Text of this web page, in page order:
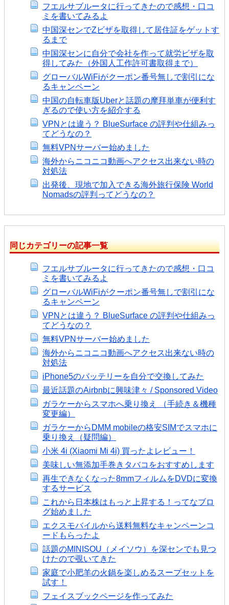
フエルサブルータに行ってきたので感想・口コ
ミを書いてみるよ
中国深センでZビザを取得して居住証をゲットす
るまで
中国深センに自分で会社を作って就労ビザを取
得してみた（外国人工作許可書取得まで）
グローバルWiFiがクーポン番号無しで割引にな
るキャンペーン
中国の自転車版Uberと話題の摩拜単車が便利す
ぎるので使い方を紹介する
VPNとは違う？ BlueSurface の評判や仕組みっ
てどうなの？
無料VPNサーバー始めました
海外からニコニコ動画へアクセス出来ない時の
対処法
出発後、現地で加入できる海外旅行保険 World
Nomadsの評判ってどうなの？
同じカテゴリーの記事一覧
フエルサブルータに行ってきたので感想・口コ
ミを書いてみるよ
グローバルWiFiがクーポン番号無しで割引にな
るキャンペーン
VPNとは違う？ BlueSurface の評判や仕組みっ
てどうなの？
無料VPNサーバー始めました
海外からニコニコ動画へアクセス出来ない時の
対処法
iPhone5のバッテリーを自分で交換してみた
最近話題のAirbnbに興味津々 / Sponsored Video
ガラケーからスマホへ乗り換え （手続き＆機種
変更編）
ガラケーからDMM mobileの格安SIMでスマホに
乗り換え（疑問編）
小米 4i (Xiaomi Mi 4i) 買ったよレビュー！
美味しい無添加手巻きタバコをおすすめします
再生できなくなった8mmフィルムをDVDに変換
するサービス
これから日本株はもっと上昇する！ってなブロ
グ始めました
エクスモバイルから送料無料なキャンペーンコ
ードもらったよ
話題のMINISOU（メイソウ）を深センでも見つ
けたので覗いてきた
家庭で小肥羊の火鍋を楽しめるスープセットを
試す！
フェイスブックページを作ってみた